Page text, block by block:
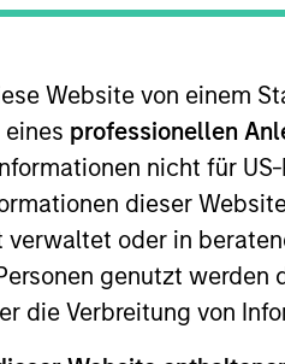
Website von einem
professionellen
nicht für
dieser
oder in
genutzt
die Verbreitung von
kein verlässlicher Indikator
Basis der
über die Renditen des